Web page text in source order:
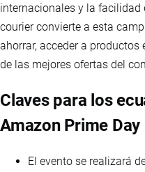
internacionales y la
courier convierte a esta
ahorrar, acceder a
de las mejores ofertas del
Claves para los
Amazon Prime
El evento se realizará